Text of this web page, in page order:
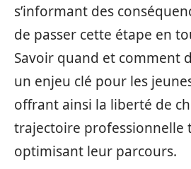
s’informant des
de passer cette étape en
Savoir quand et comment
un enjeu clé pour les
offrant ainsi la liberté de
trajectoire professionnelle
optimisant leur parcours.